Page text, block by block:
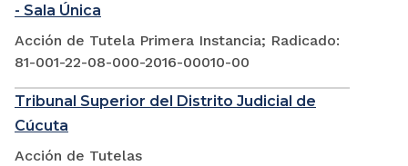
- Sala Única
Acción de Tutela Primera Instancia; Radicado:
81-001-22-08-000-2016-00010-00
Tribunal Superior del Distrito Judicial de
Cúcuta
Acción de Tutelas